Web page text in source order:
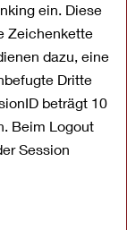
ein. Diese
Zeichenkette
dazu, eine
Dritte
beträgt 10
Beim Logout
Session
Zu ihr
dem
ihren
und den
und
in